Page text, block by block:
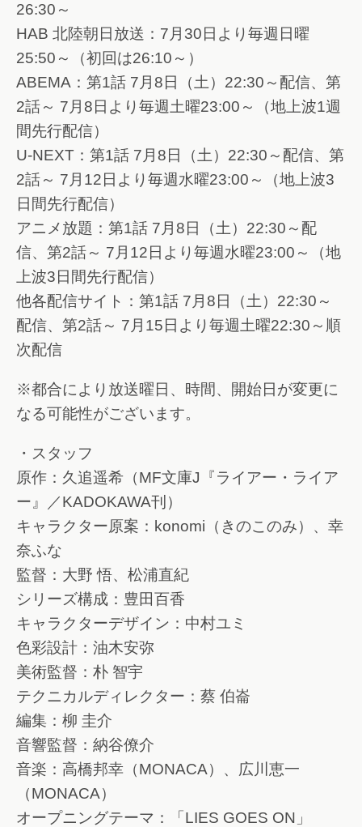
26:30～
HAB 北陸朝日放送：7月30日より毎週日曜
25:50～（初回は26:10～）
ABEMA：第1話 7月8日（土）22:30～配信、第
2話～ 7月8日より毎週土曜23:00～（地上波1週
間先行配信）
U-NEXT：第1話 7月8日（土）22:30～配信、第
2話～ 7月12日より毎週水曜23:00～（地上波3
日間先行配信）
アニメ放題：第1話 7月8日（土）22:30～配
信、第2話～ 7月12日より毎週水曜23:00～（地
上波3日間先行配信）
他各配信サイト：第1話 7月8日（土）22:30～
配信、第2話～ 7月15日より毎週土曜22:30～順
次配信
※都合により放送曜日、時間、開始日が変更に
なる可能性がございます。
・スタッフ
原作：久追遥希（MF文庫J『ライアー・ライア
ー』／KADOKAWA刊）
キャラクター原案：konomi（きのこのみ）、幸
奈ふな
監督：大野 悟、松浦直紀
シリーズ構成：豊田百香
キャラクターデザイン：中村ユミ
色彩設計：油木安弥
美術監督：朴 智宇
テクニカルディレクター：蔡 伯崙
編集：柳 圭介
音響監督：納谷僚介
音楽：高橋邦幸（MONACA）、広川恵一
（MONACA）
オープニングテーマ：「LIES GOES ON」